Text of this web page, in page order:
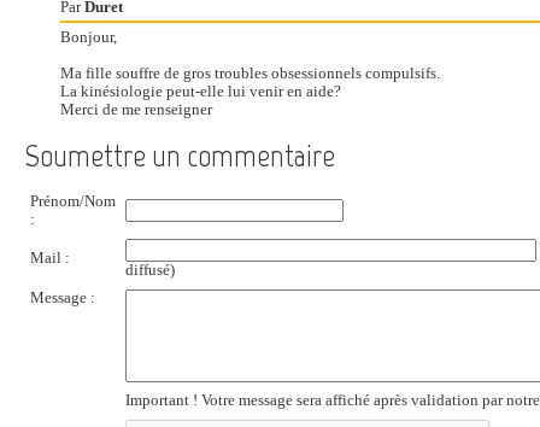
ParDuret
Bonjour,
Ma fille souffre de gros troubles obsessionnels compulsifs.
La kinésiologie peut-elle lui venir en aide?
Merci de me renseigner
Soumettre un commentaire
Prénom/Nom
:
Mail :
diffusé)
Message :
Important ! Votre message sera affiché après validation par